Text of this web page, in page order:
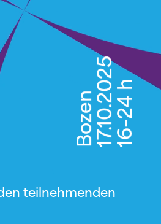
teilnehmenden
Bozen17.10.202516–24 h